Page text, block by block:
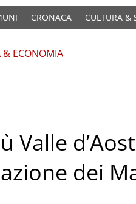
CRONACA CULTURA &
& ECONOMIA
Valle
dei